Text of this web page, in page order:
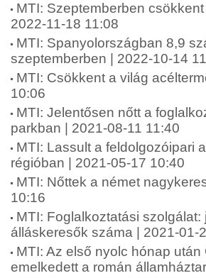
MTI: Szeptemberben
2022-11-18 11:08
MTI: Spanyolországban 8,9
szeptemberben | 2022-10-14
MTI: Csökkent a világ
10:06
MTI: Jelentősen nőtt a
parkban | 2021-08-11 11:40
MTI: Lassult a feldolgozóipari
régióban | 2021-05-17 10:40
MTI: Nőttek a német
10:16
MTI: Foglalkoztatási
álláskeresők száma | 2021-01-
MTI: Az első nyolc hónap
emelkedett a román